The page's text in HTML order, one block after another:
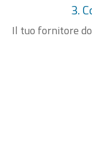
3.
Il tuo fornitore